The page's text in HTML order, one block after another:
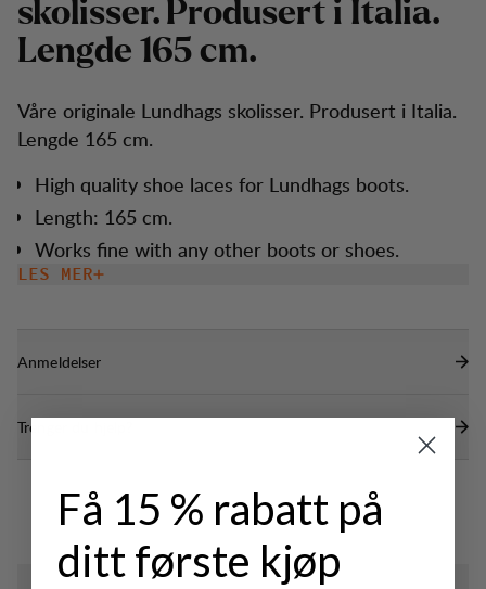
skolisser. Produsert i Italia.
Lengde 165 cm.
Våre originale Lundhags skolisser. Produsert i Italia.
Lengde 165 cm.
High quality shoe laces for Lundhags boots.
Length: 165 cm.
Works fine with any other boots or shoes.
LES MER
Anmeldelser
Trenger du hjelp?
Få 15 % rabatt på
ditt første kjøp